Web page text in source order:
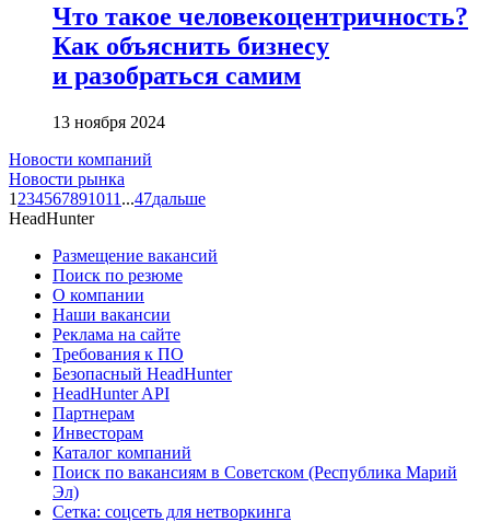
Что такое человеко­центричность?
Как объяснить бизнесу
и разобраться самим
13 ноября 2024
Новости компаний
Новости рынка
1 234567891011 ...47дальше
HeadHunter
Размещение вакансий
Поиск по резюме
О компании
Наши вакансии
Реклама на сайте
Требования к ПО
Безопасный HeadHunter
HeadHunter API
Партнерам
Инвесторам
Каталог компаний
Поиск по вакансиям в Советском (Республика Марий
Эл)
Сетка: соцсеть для нетворкинга